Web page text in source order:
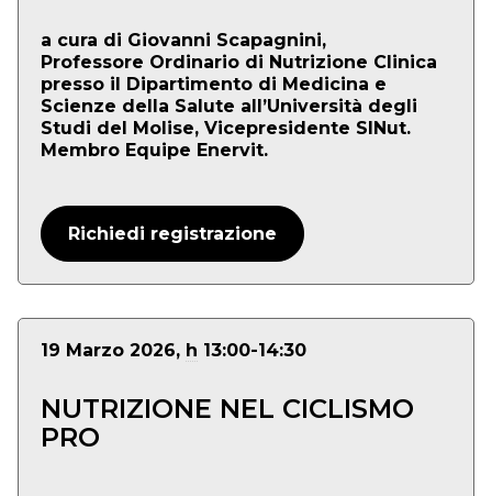
a cura di Giovanni Scapagnini,
Professore Ordinario di Nutrizione Clinica
presso il Dipartimento di Medicina e
Scienze della Salute all’Università degli
Studi del Molise, Vicepresidente SINut.
Membro Equipe Enervit.
Richiedi registrazione
19 Marzo 2026, h 13:00-14:30
NUTRIZIONE NEL CICLISMO
PRO